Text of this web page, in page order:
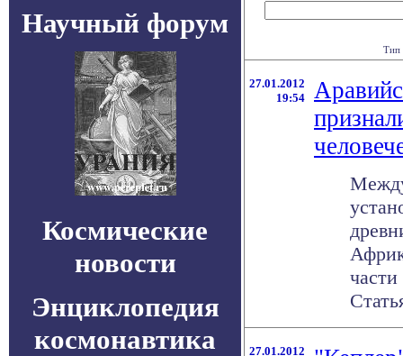
Научный форум
Космические
новости
Энциклопедия
космонавтика
Тип
27.01.2012
19:54
27.01.2012